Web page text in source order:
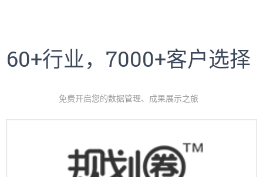
60+行业，7000+客户选择
免费开启您的数据管理、成果展示之旅